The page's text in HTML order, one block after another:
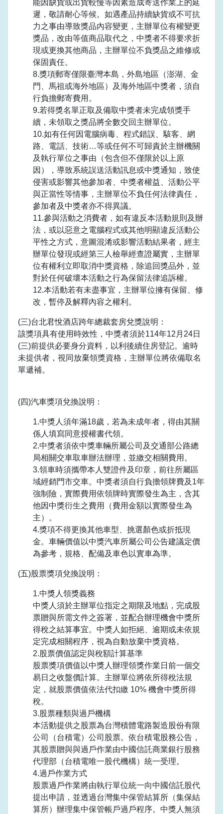
能因缺貨或出貨較慢等因素造成寄送作業上的延
遲，敬請耐心等候。如遇產品持續缺貨或不可抗
力之事由導致獎品內容變更，主辦單位有權變更
獎品，改由等值商品取代之，中獎者不得要求折
現或更換其他商品，主辦單位不負獎品之維修或
保固責任。
8.獎項郵寄僅限臺灣本島，外島地區（澎湖、金
門、馬祖或海外地區）及海外地區中獎者，須自
行負擔郵寄費用。
9.若得獎名單正取及備取中獎者未完成領獎手
續，未領取之獎品將全數交回主辦單位。
10.如有任何因電腦病毒、程式錯誤、駭客、網
路、電話、技術…等或任何不可歸責於主辦機關
及執行單位之事由（包含但不僅限於以上原
因），導致系統誤送活動訊息或中獎通知，致使
侵害或影響其他參加者、中獎者權益、活動公平
與正當性等情事，主辦單位不負任何法律責任，
參加者及中獎者亦不得異議。
11.參與活動之消費者，如有違反本活動規則及辦
法，或以惡意之電腦程式或其他明顯違反活動公
平性之方式，意圖混淆或影響活動結果者，經主
辦單位發現或經第三人檢舉經查證屬實，主辦單
位有權利立即取消中獎資格，除追回獎品外，並
對於任何破壞本活動之行為保留法律追訴權。
12.本活動若有未盡事宜，主辦單位擁有保留、修
改，暫停及解釋內容之權利。
(三)台北君悅酒店跨年總裁套房兌獎說明：
該獎項具有使用時效性，中獎者須於114年12月24日
(三)前提供必要身分資料，以利後續住房登記。逾時
未提供者，視同放棄領獎資格，主辦單位將依備取名
單遞補。
(四)汽車獎項兌換說明：
1.中獎人須年滿18歲，若為未成年者，得由其關
係人填寫同意授權書代領。
2.中獎者須依中獎車輛所屬公司及交通部公路總
局相關交車取車辦法辦理，並繳交相關費用。
3.領車時須攜帶本人雙證件及印章，前往所屬區
域經銷門市交車。中獎者須自行負擔領牌費及1年
強制險，實際費用依領牌時實際發生為主，含其
他因中獎衍生之費用（費用金額以實際發生為
主）。
4.獎項不得更換其他車型、挑選顏色或折抵現
金。車輛價值以中獎汽車所屬公司公告建議定價
為參考，規格、配備及車色以實車為準。
(五)股票獎項兌換說明：
1.中獎人領獎義務
中獎人須於主辦單位指定之期限及地點，完成股
票贈與所需文件之簽署，並配合辦理機會中獎所
得稅之結算事宜。中獎人如拒絕、逾期或未依規
定完成相關程序，視為自動放棄中獎資格。
2.股票價值認定與稅額計算基準
股票獎項價值以中獎人辦理領獎作業日前一個交
易日之收盤價計算。主辦單位將依所得稅法規
定，就股票價值依法代扣繳 10% 機會中獎所得
稅。
3.股票種類與過戶機構
本活動提供之股票為台灣積體電路製造股份有限
公司（台積電）公司股票。依台積電股務公告，
其股票贈與與過戶作業由中國信託商業銀行股務
代理部（台積電唯一股代機構）統一受理。
4.過戶作業方式
股票過戶作業將由執行單位統一向中國信託股代
提出申請，並透過台灣集中保管結算所（集保結
算所）辦理集中保管帳戶過戶程序。中獎人無須